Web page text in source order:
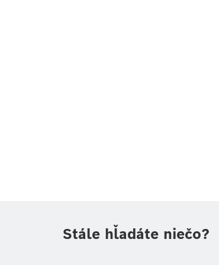
Stále hľadáte niečo?